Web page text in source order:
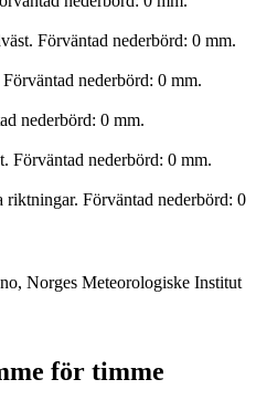
Norges Meteo­rologiske Institut
för timme